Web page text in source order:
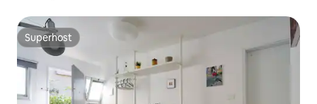
Superhost
Superhost